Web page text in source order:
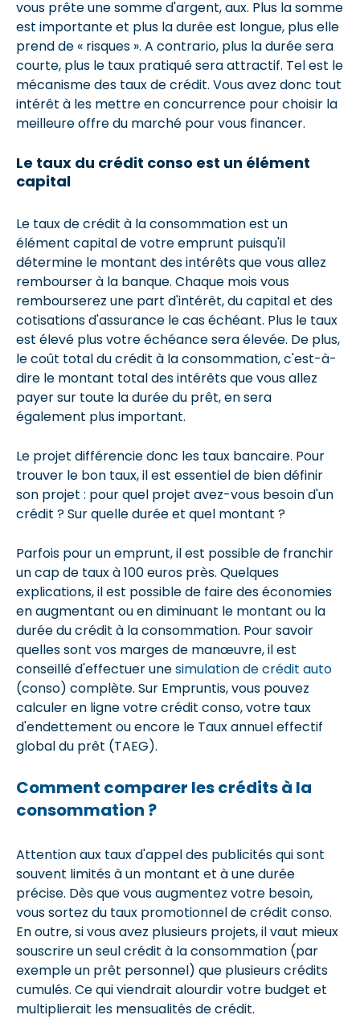
vous prête une somme d'argent, aux. Plus la somme
est importante et plus la durée est longue, plus elle
prend de « risques ». A contrario, plus la durée sera
courte, plus le taux pratiqué sera attractif. Tel est le
mécanisme des taux de crédit. Vous avez donc tout
intérêt à les mettre en concurrence pour choisir la
meilleure offre du marché pour vous financer.
Le taux du crédit conso est un élément
capital
Le taux de crédit à la consommation est un
élément capital de votre emprunt puisqu'il
détermine le montant des intérêts que vous allez
rembourser à la banque. Chaque mois vous
rembourserez une part d'intérêt, du capital et des
cotisations d'assurance le cas échéant. Plus le taux
est élevé plus votre échéance sera élevée. De plus,
le coût total du crédit à la consommation, c'est-à-
dire le montant total des intérêts que vous allez
payer sur toute la durée du prêt, en sera
également plus important.
Le projet différencie donc les taux bancaire. Pour
trouver le bon taux, il est essentiel de bien définir
son projet : pour quel projet avez-vous besoin d'un
crédit ? Sur quelle durée et quel montant ?
Parfois pour un emprunt, il est possible de franchir
un cap de taux à 100 euros près. Quelques
explications, il est possible de faire des économies
en augmentant ou en diminuant le montant ou la
durée du crédit à la consommation. Pour savoir
quelles sont vos marges de manœuvre, il est
conseillé d'effectuer unesimulation de crédit auto
(conso) complète. Sur Empruntis, vous pouvez
calculer en ligne votre crédit conso, votre taux
d'endettement ou encore le Taux annuel effectif
global du prêt (TAEG).
Comment comparer les crédits à la
consommation ?
Attention aux taux d'appel des publicités qui sont
souvent limités à un montant et à une durée
précise. Dès que vous augmentez votre besoin,
vous sortez du taux promotionnel de crédit conso.
En outre, si vous avez plusieurs projets, il vaut mieux
souscrire un seul crédit à la consommation (par
exemple un prêt personnel) que plusieurs crédits
cumulés. Ce qui viendrait alourdir votre budget et
multiplierait les mensualités de crédit.